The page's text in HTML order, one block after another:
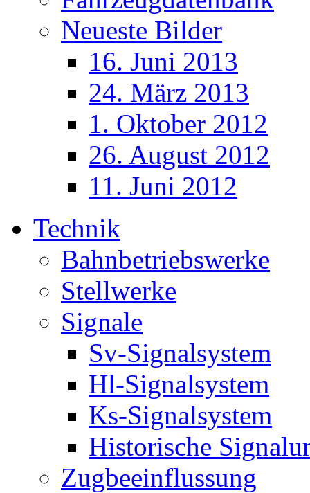
Neueste Bilder
16. Juni 2013
24. März 2013
1. Oktober 2012
26. August 2012
11. Juni 2012
Technik
Bahnbetriebswerke
Stellwerke
Signale
Sv-Signalsystem
Hl-Signalsystem
Ks-Signalsystem
Historische
Zugbeeinflussung